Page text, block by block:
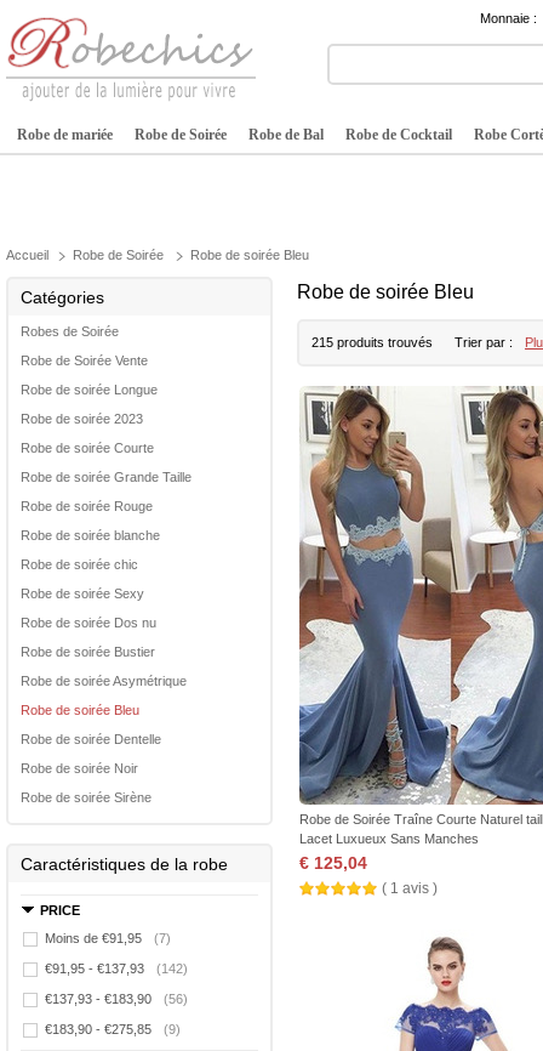
Monnaie :
Robe de mariée Robe de Soirée Robe de Bal Robe de Cocktail Robe
Accueil Robe de Soirée Robe de soirée Bleu
Catégories
Robes de Soirée
Robe de Soirée Vente
Robe de soirée Longue
Robe de soirée 2023
Robe de soirée Courte
Robe de soirée Grande Taille
Robe de soirée Rouge
Robe de soirée blanche
Robe de soirée chic
Robe de soirée Sexy
Robe de soirée Dos nu
Robe de soirée Bustier
Robe de soirée Asymétrique
Robe de soirée Bleu
Robe de soirée Dentelle
Robe de soirée Noir
Robe de soirée Sirène
Caractéristiques de la robe
PRICE
Moins de €91,95
(7)
€91,95 - €137,93 (142)
€137,93 - €183,90 (56)
€183,90 - €275,85 (9)
Robe de soirée Bleu
215 produits trouvés Trier par :
Robe de Soirée Traîne Courte Naturel
Lacet Luxueux Sans Manches
€ 125,04
( 1 avis )